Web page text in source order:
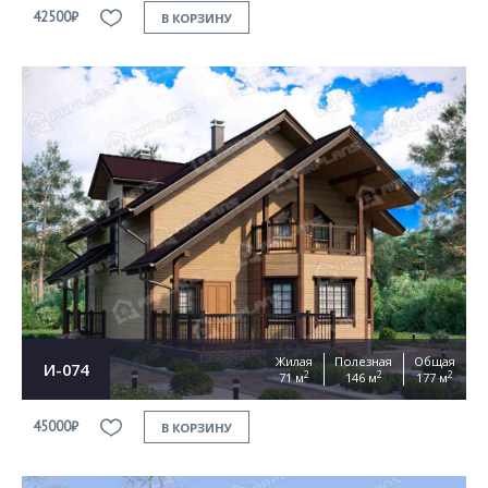
42500₽ В КОРЗИНУ
И-074
Жилая
71 м2
Полезная
146 м2
Общая
177 м2
45000₽ В КОРЗИНУ